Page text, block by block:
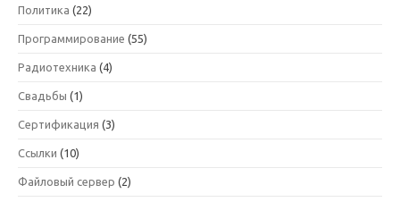
Политика (22)
Программирование (55)
Радиотехника (4)
Свадьбы (1)
Сертификация (3)
Ссылки (10)
Файловый сервер (2)